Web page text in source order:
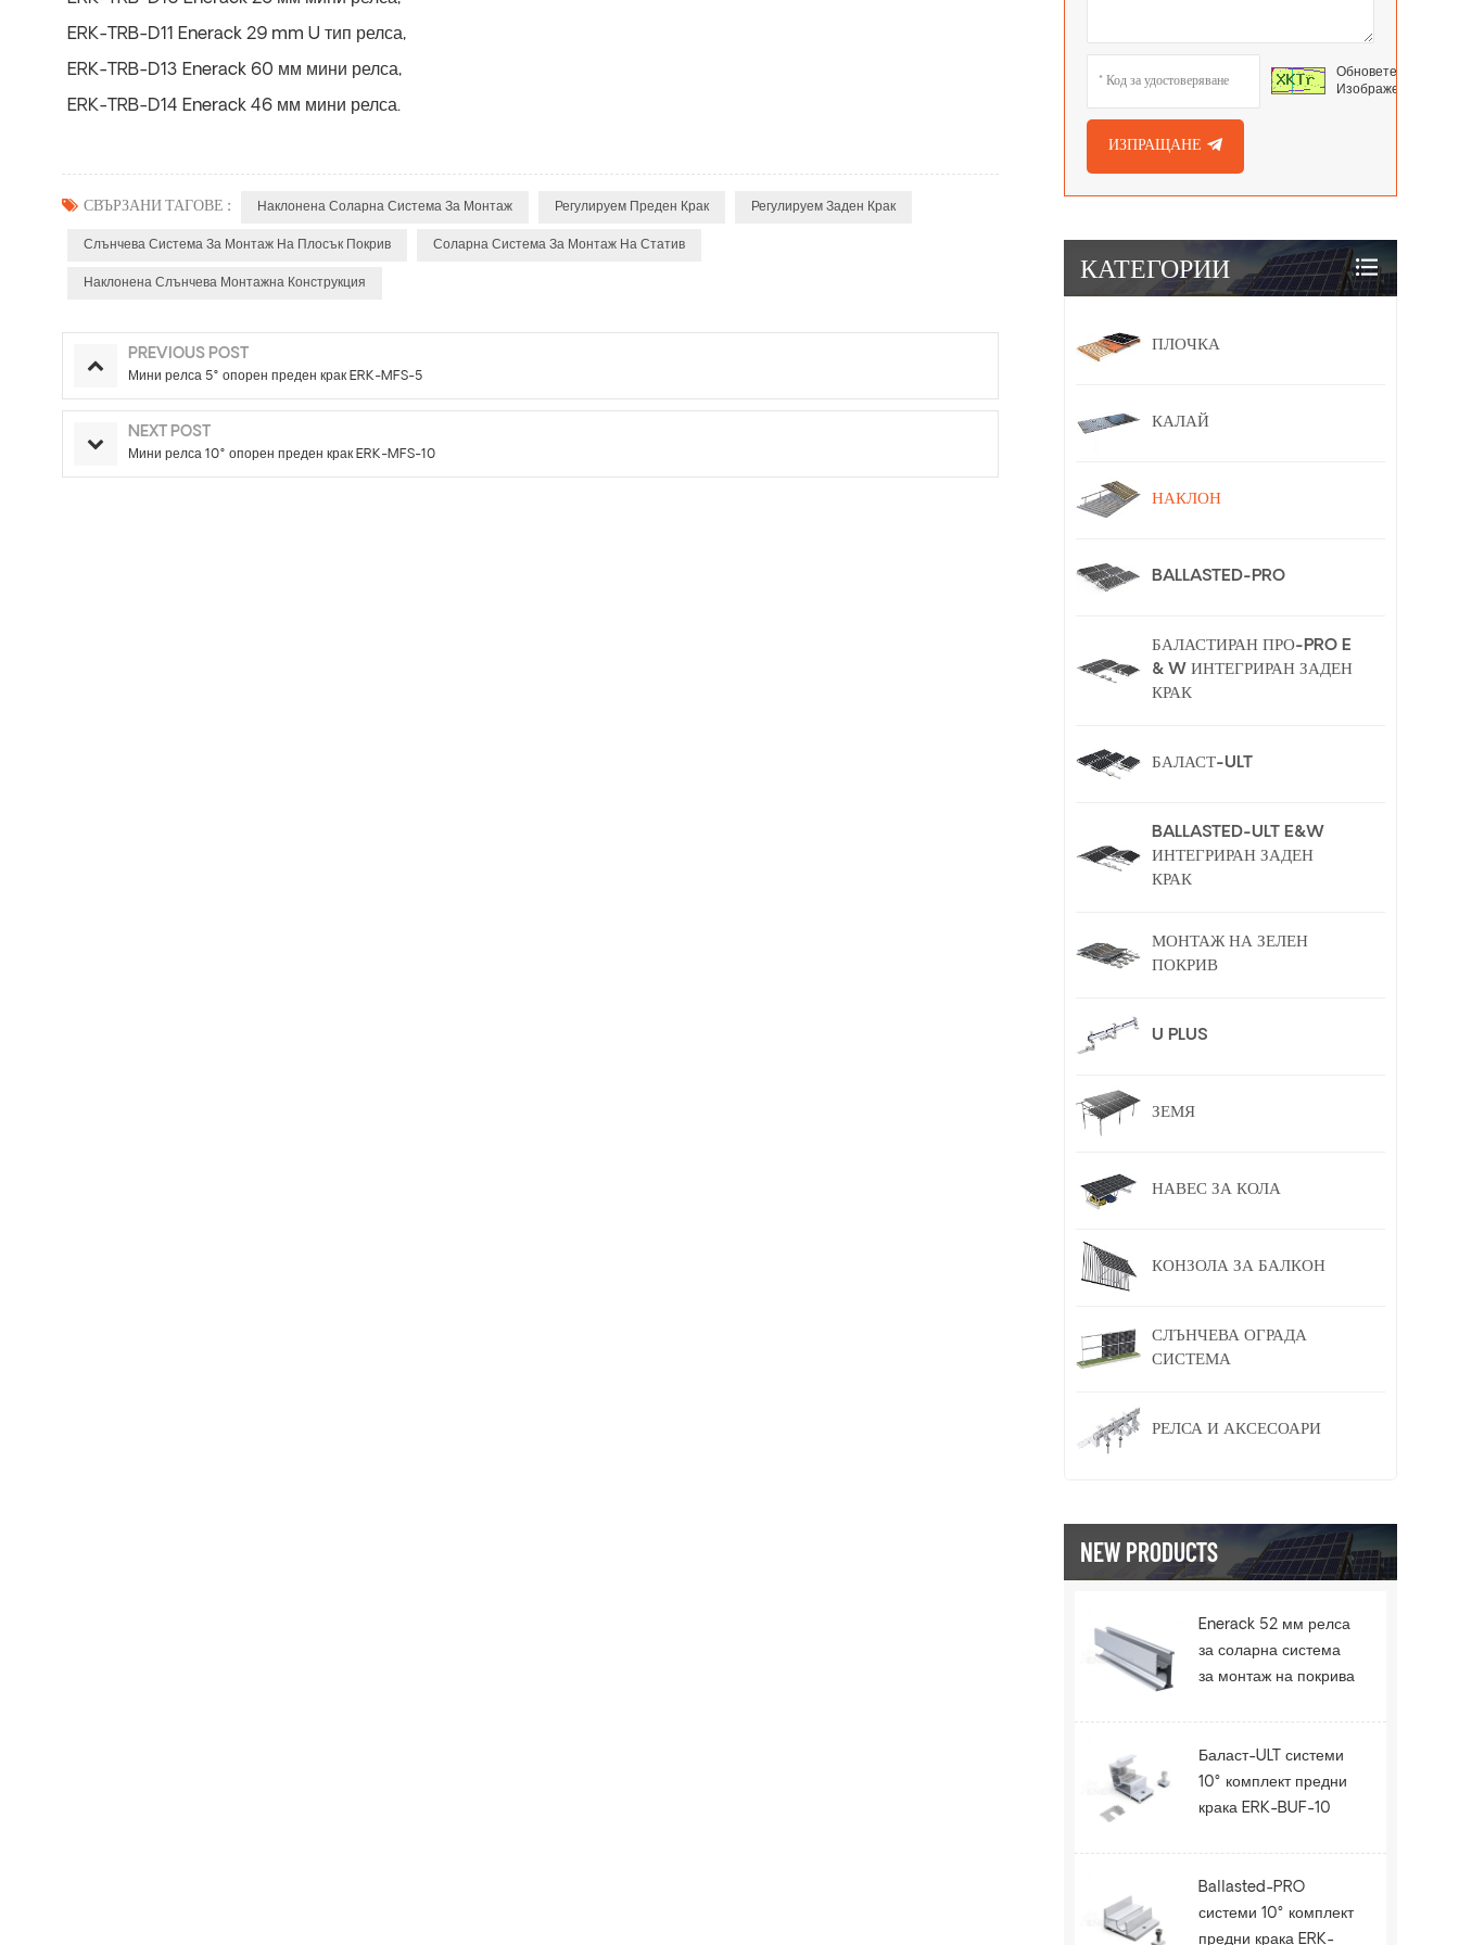
ERK-TRB-D11 Enerack 29 mm U тип релса,
ERK-TRB-D13 Enerack 60 мм мини релса,
ERK-TRB-D14 Enerack 46 мм мини релса.
СВЪРЗАНИ ТАГОВЕ : Наклонена Соларна Система За Монтаж Регулируем Преден Крак Регулируем Заден Крак
Слънчева Система За Монтаж На Плосък Покрив Соларна Система За Монтаж На Статив
Наклонена Слънчева Монтажна Конструкция
PREVIOUS POST
Мини релса 5° опорен преден крак ERK-MFS-5
NEXT POST
Мини релса 10° опорен преден крак ERK-MFS-10
Обновете
Изображението
ИЗПРАЩАНЕ
КАТЕГОРИИ
ПЛОЧКА
КАЛАЙ
НАКЛОН
BALLASTED-PRO
БАЛАСТИРАН ПРО-PRO E
& W ИНТЕГРИРАН ЗАДЕН
КРАК
БАЛАСТ-ULT
BALLASTED-ULT E&W
ИНТЕГРИРАН ЗАДЕН
КРАК
МОНТАЖ НА ЗЕЛЕН
ПОКРИВ
U PLUS
ЗЕМЯ
НАВЕС ЗА КОЛА
КОНЗОЛА ЗА БАЛКОН
СЛЪНЧЕВА ОГРАДА
СИСТЕМА
РЕЛСА И АКСЕСОАРИ
NEW PRODUCTS
Enerack 52 мм релса
за соларна система
за монтаж на покрива
Баласт-ULT системи
10° комплект предни
крака ERK-BUF-10
Ballasted-PRO
системи 10° комплект
предни крака ERK-